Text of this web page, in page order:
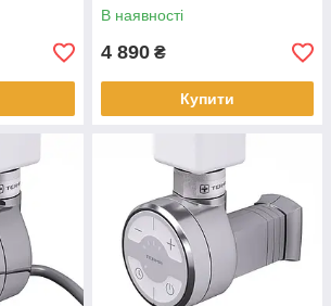
В наявності
4 890 ₴
Купити